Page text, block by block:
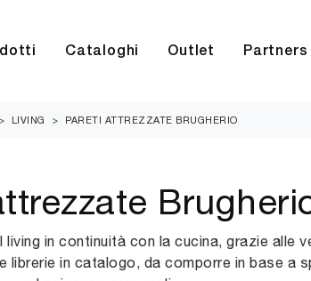
Cataloghi Outlet Partners
> LIVING > PARETI ATTREZZATE BRUGHERIO
in continuità con la cucina, grazie alle
librerie in catalogo, da comporre in base a